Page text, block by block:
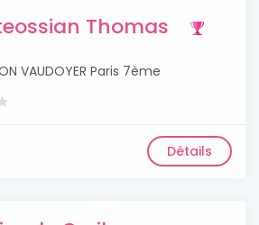
Thomas
VAUDOYER Paris 7ème
Détails